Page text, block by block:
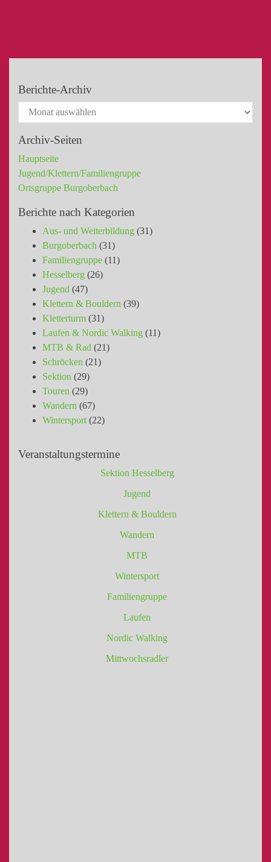
Berichte-Archiv
Archiv-Seiten
Hauptseite
Jugend/Klettern/Familiengruppe
Ortsgruppe Burgoberbach
Berichte nach Kategorien
Aus- und Weiterbildung (31)
Burgoberbach (31)
Familiengruppe (11)
Hesselberg (26)
Jugend (47)
Klettern & Bouldern (39)
Kletterturm (31)
Laufen & Nordic Walking (11)
MTB & Rad (21)
Schröcken (21)
Sektion (29)
Touren (29)
Wandern (67)
Wintersport (22)
Veranstaltungstermine
Sektion Hesselberg
Jugend
Klettern & Bouldern
Wandern
MTB
Wintersport
Familiengruppe
Laufen
Nordic Walking
Mittwochsradler